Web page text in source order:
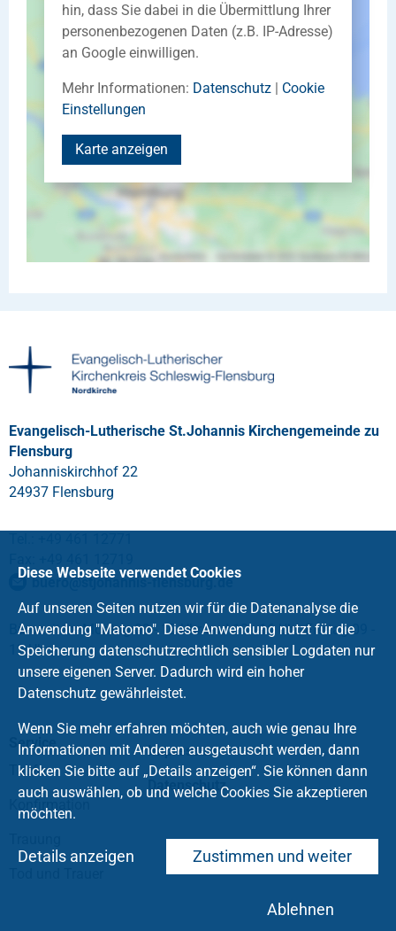
hin, dass Sie dabei in die Übermittlung Ihrer
personenbezogenen Daten (z.B. IP-Adresse)
an Google einwilligen.
Mehr Informationen: Datenschutz | Cookie
Einstellungen
Karte anzeigen
Evangelisch-Lutherische St.Johannis Kirchengemeinde zu
Flensburg
Johanniskirchhof 22
24937 Flensburg
buero@stjohannis-flensburg.de
Bürozeiten: Montag 09 - 12 Uhr und 13 - 16 Uhr, Freitag 09 -
12 Uhr
Service
Taufe
Konfirmation
Impressum
Datenschutz
Diese Webseite verwendet Cookies
Auf unseren Seiten nutzen wir für die Datenanalyse die
Anwendung "Matomo". Diese Anwendung nutzt für die
Speicherung datenschutzrechtlich sensibler Logdaten nur
unsere eigenen Server. Dadurch wird ein hoher
Datenschutz gewährleistet.
Wenn Sie mehr erfahren möchten, auch wie genau Ihre
Informationen mit Anderen ausgetauscht werden, dann
klicken Sie bitte auf „Details anzeigen“. Sie können dann
auch auswählen, ob und welche Cookies Sie akzeptieren
möchten.
Zustimmen und weiter
Details anzeigen
Ablehnen